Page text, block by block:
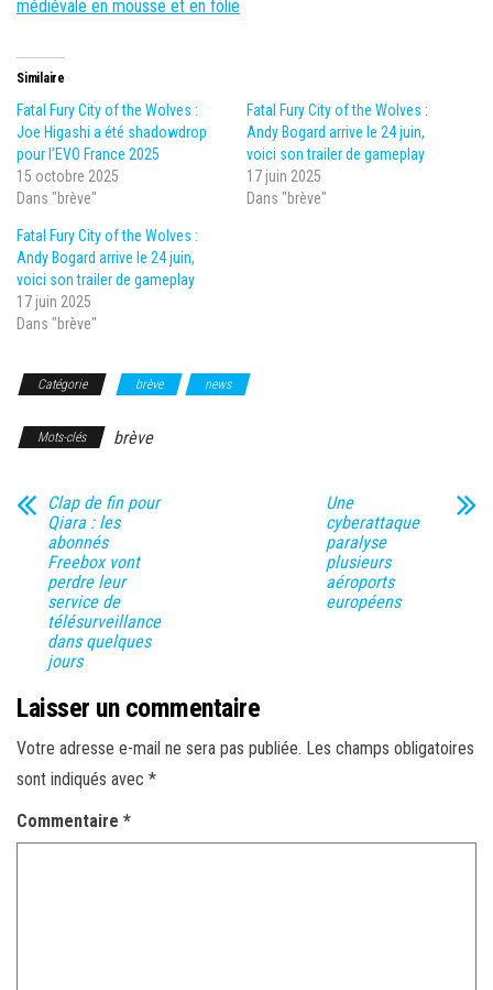
médiévale en mousse et en folie
Similaire
Fatal Fury City of the Wolves :
Joe Higashi a été shadowdrop
pour l’EVO France 2025
15 octobre 2025
Dans "brève"
Fatal Fury City of the Wolves :
Andy Bogard arrive le 24 juin,
voici son trailer de gameplay
17 juin 2025
Dans "brève"
Fatal Fury City of the Wolves :
Andy Bogard arrive le 24 juin,
voici son trailer de gameplay
17 juin 2025
Dans "brève"
Catégorie brève news
Mots-clés brève
Clap de fin pour
Qiara : les
abonnés
Freebox vont
perdre leur
service de
télésurveillance
dans quelques
jours
Une
cyberattaque
paralyse
plusieurs
aéroports
européens
Laisser un commentaire
Votre adresse e-mail ne sera pas publiée. Les champs obligatoires
sont indiqués avec *
Commentaire *